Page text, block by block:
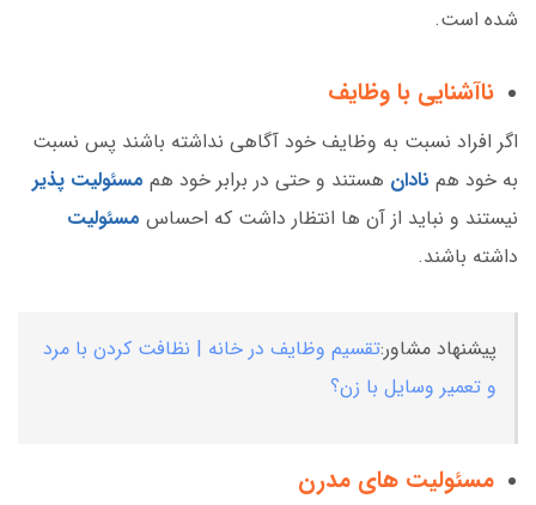
شده است.
ناآشنایی با وظایف
اگر افراد نسبت به وظایف خود آگاهی نداشته باشند پس نسبت
به خود هم نادان هستند و حتی در برابر خود هم مسئولیت پذیر
نیستند و نباید از آن ها انتظار داشت که احساس مسئولیت
داشته باشند.
پیشنهاد مشاور:تقسیم وظایف در خانه | نظافت کردن با مرد
و تعمیر وسایل با زن؟
مسئولیت های مدرن